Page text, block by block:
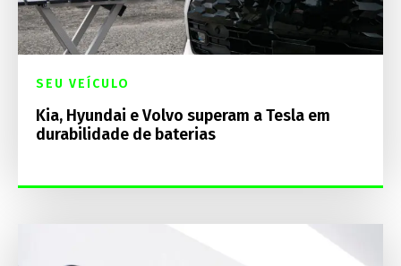
SEU VEÍCULO
Kia, Hyundai e Volvo superam a Tesla em
durabilidade de baterias